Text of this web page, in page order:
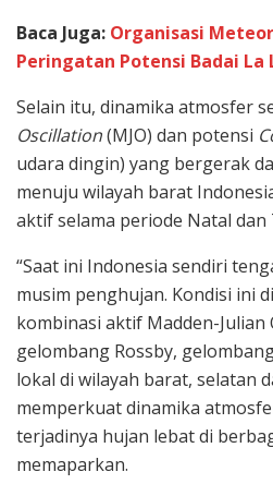
Baca Juga: Organisasi
Peringatan Potensi Badai
Selain itu, dinamika atmosfer
Oscillation(MJO) dan potensi
udara dingin) yang bergerak
menuju wilayah barat
aktif selama periode Natal
“Saat ini Indonesia sendiri
musim penghujan. Kondisi ini
kombinasi aktif Madden-Julian
gelombang Rossby,
lokal di wilayah barat, selatan
memperkuat dinamika
terjadinya hujan lebat di
memaparkan.